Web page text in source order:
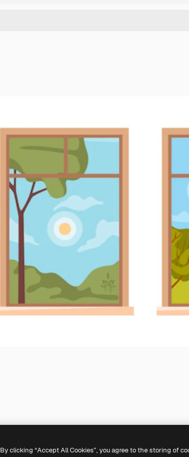
By clicking “Accept All Cookies”, you agree to the storing of